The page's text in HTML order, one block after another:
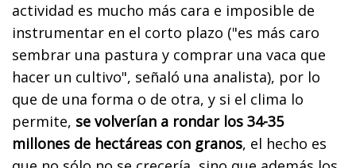
actividad es mucho más cara e imposible de
instrumentar en el corto plazo ("es más caro
sembrar una pastura y comprar una vaca que
hacer un cultivo", señaló una analista), por lo
que de una forma o de otra, y si el clima lo
permite, se volverían a rondar los 34-35
millones de hectáreas con granos, el hecho es